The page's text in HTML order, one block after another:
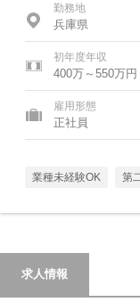
勤務地
兵庫県
初年度年収
400万～550万円
雇用形態
正社員
業種未経験OK 第
求人情報